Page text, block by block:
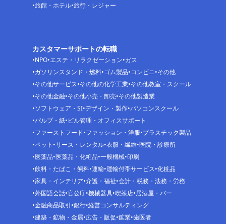
旅館・ホテル 旅行・レジャー
カスタマーサポートの転職
NPO エステ・リラクゼーション ガス
ガソリンスタンド・燃料 ゴム製品 コンビニ その他
その他サービス その他の化学工業 その他教室・スクール
その他金融 その他小売・卸売 その他製造業
ソフトウェア・SI デザイン・製作 パソコンスクール
パルプ・紙 ビル管理・オフィスサポート
ファーストフード ファッション・洋服 プラスチック製品
ペット リース・レンタル 衣服・繊維 医院・診療所
医薬品 医薬品・化粧品 一般機械 印刷
飲料・たばこ・飼料 運輸 運輸付帯サービス 化粧品
家具・インテリア 介護・福祉 会計・税務・法務・労務
外国語会話 官公庁 機械器具 喫茶店 居酒屋・バー
金融商品取引 銀行 経営コンサルティング
建築・鉱物・金属 広告・販促 鉱業 歯医者